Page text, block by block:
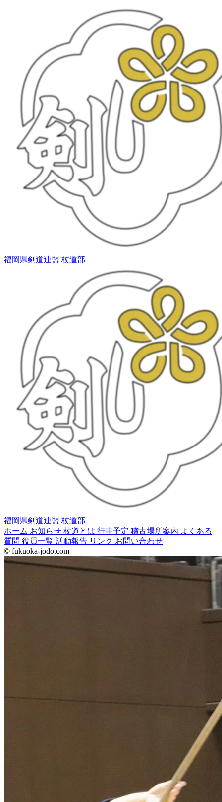
福岡県剣道連盟 杖道部
福岡県剣道連盟 杖道部
ホーム お知らせ 杖道とは 行事予定 稽古場所案内 よくある
質問 役員一覧 活動報告 リンク お問い合わせ
© fukuoka-jodo.com